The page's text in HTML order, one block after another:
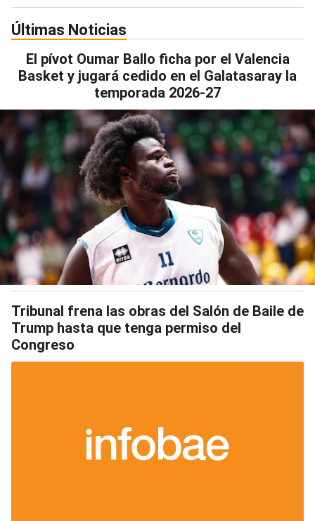
Últimas Noticias
El pívot Oumar Ballo ficha por el Valencia
Basket y jugará cedido en el Galatasaray la
temporada 2026-27
Tribunal frena las obras del Salón de Baile de
Trump hasta que tenga permiso del
Congreso